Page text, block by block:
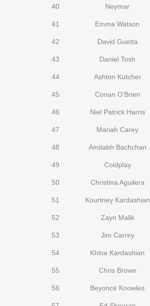
40 Neymar
41 Emma Watson
42 David Guetta
43 Daniel Tosh
44 Ashton Kutcher
45 Conan O’Brien
46 Niel Patrick Harris
47 Mariah Carey
48 Amitabh Bachchan
49 Coldplay
50 Christina Aguilera
51 Kourtney Kardashian
52 Zayn Malik
53 Jim Carrey
54 Khloe Kardashian
55 Chris Brown
56 Beyoncé Knowles